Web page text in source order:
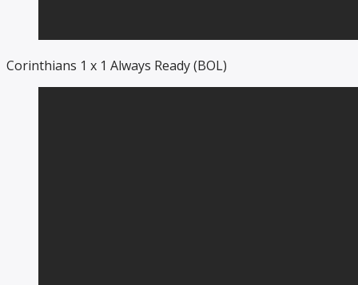
Corinthians 1 x 1 Always Ready (BOL)